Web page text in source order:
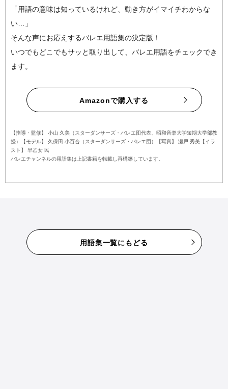
「用語の意味は知っているけれど、動き方がイマイチわからな
い…」
そんな声にお応えするバレエ用語集の決定版！
いつでもどこでもサッと取り出して、バレエ用語をチェックでき
ます。
Amazonで購入する
【指導・監修】 小山 久美（スターダンサーズ・バレエ団代表、昭和音楽大学短期大学部教
授）【モデル】 久保田 小百合（スターダンサーズ・バレエ団）【写真】 瀬戸 秀美【イラ
スト】 早乙女 民
バレエチャンネルの用語集は上記書籍を転載し再構築しています。
用語集一覧にもどる